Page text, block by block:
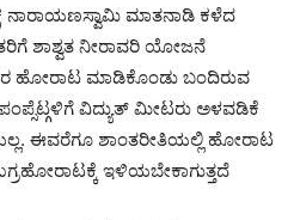
ನಾರಾಯಣಸ್ವಾಮಿ ಮಾತನಾಡಿ ಕಳೆದ
ಶಾಶ್ವತ ನೀರಾವರಿ ಯೋಜನೆ
ಹೋರಾಟ ಮಾಡಿಕೊಂಡು ಬಂದಿರುವ
ವಿದ್ಯುತ್ ಮೀಟರು ಅಳವಡಿಕೆ
ಈವರೆಗೂ ಶಾಂತರೀತಿಯಲ್ಲಿ ಹೋರಾಟ
ಇಳಿಯಬೇಕಾಗುತ್ತದೆ